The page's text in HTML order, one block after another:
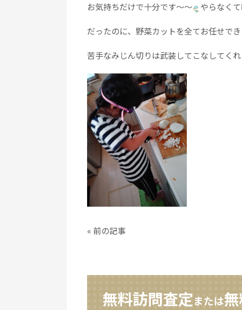
お気持ちだけで十分です～～
やらなく
だったのに、野菜カットを全てお任せで
苦手なみじん切りは武装してこなしてく
« 前の記事
無料訪問査定または